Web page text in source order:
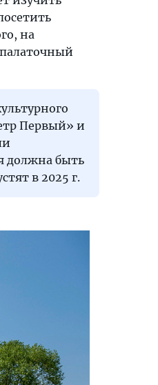
на
Первый» и
должна быть
в 2025 г.